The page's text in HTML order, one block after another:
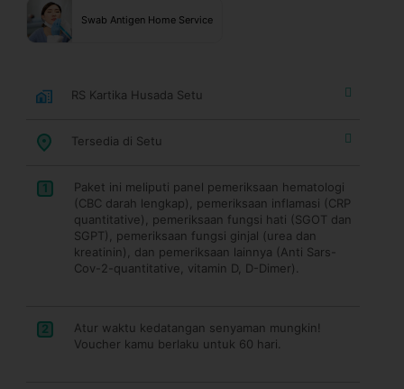
Swab Antigen Home Service
RS Kartika Husada Setu
Tersedia di Setu
1
Paket ini meliputi panel pemeriksaan hematologi
(CBC darah lengkap), pemeriksaan inflamasi (CRP
quantitative), pemeriksaan fungsi hati (SGOT dan
SGPT), pemeriksaan fungsi ginjal (urea dan
kreatinin), dan pemeriksaan lainnya (Anti Sars-
Cov-2-quantitative, vitamin D, D-Dimer).
2
Atur waktu kedatangan senyaman mungkin!
Voucher kamu berlaku untuk 60 hari.